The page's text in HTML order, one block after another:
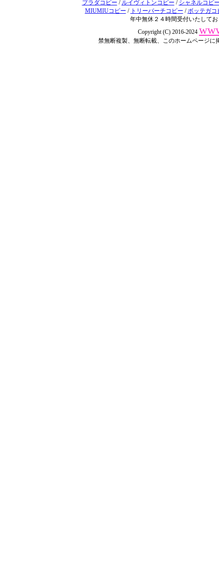
プラダコピー / ルイヴィトンコピー / シャネルコピ
MIUMIUコピー / トリーバーチコピー /ボッテガコ
年中無休２４時間受付いたして
Copyright (C) 2016-2024
禁無断複製、無断転載、このホームページ